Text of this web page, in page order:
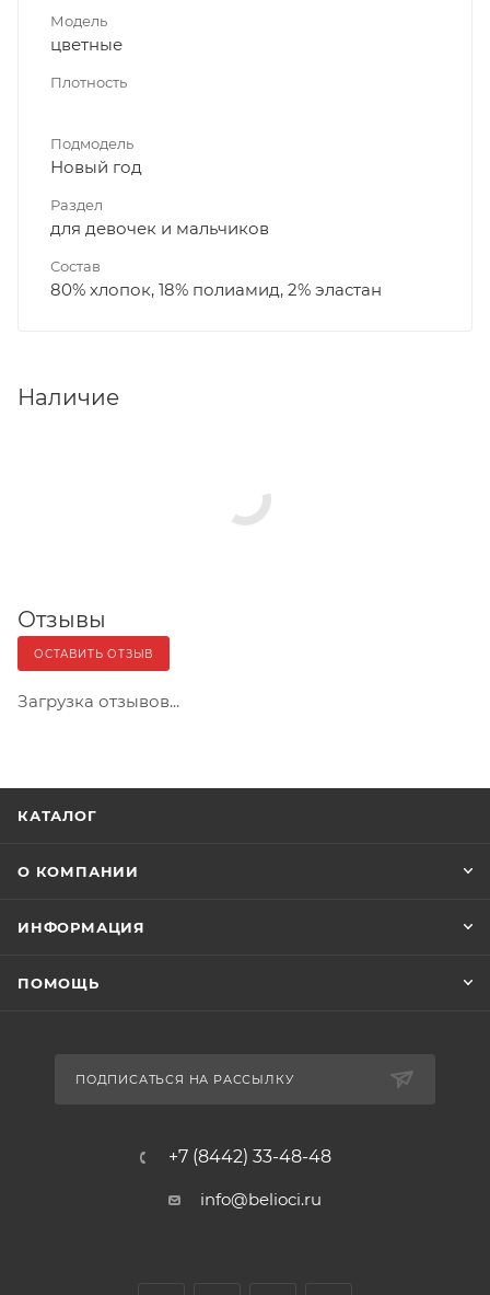
Модель
цветные
Плотность
Подмодель
Новый год
Раздел
для девочек и мальчиков
Состав
80% хлопок, 18% полиамид, 2% эластан
Наличие
Отзывы
ОСТАВИТЬ ОТЗЫВ
Загрузка отзывов...
КАТАЛОГ
О КОМПАНИИ
ИНФОРМАЦИЯ
ПОМОЩЬ
ПОДПИСАТЬСЯ НА РАССЫЛКУ
+7 (8442) 33-48-48
info@belioci.ru